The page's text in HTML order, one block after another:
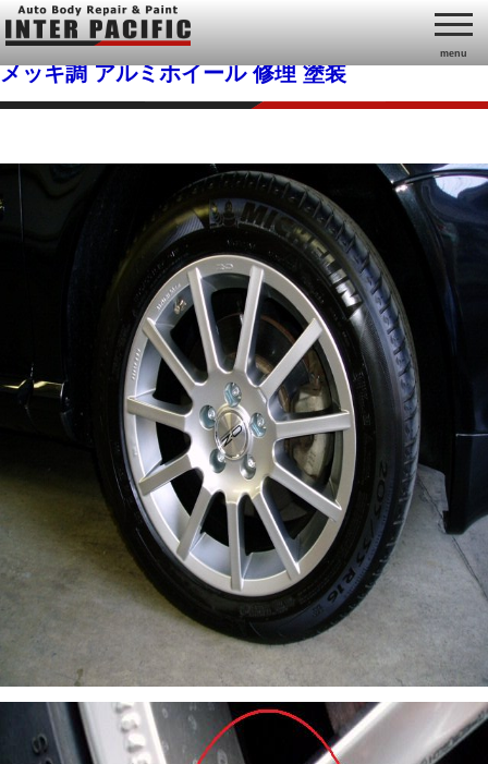
menu
メッキ調 アルミホイール 修理 塗装